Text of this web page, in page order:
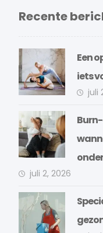
Recente
Een
iets
juli
juli 2, 2026